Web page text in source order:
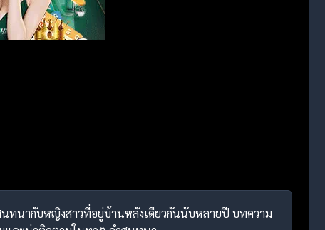
นทนากับหญิงสาวที่อยู่บ้านหลังเดียวกันนับหลายปี บทความ